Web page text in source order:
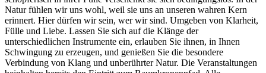
Natur fühlen wir uns wohl, weil sie uns an unseren wahren Kern
erinnert. Hier dürfen wir sein, wer wir sind. Umgeben von Klarheit,
Fülle und Liebe. Lassen Sie sich auf die Klänge der
unterschiedlichen Instrumente ein, erlauben Sie ihnen, in Ihnen
Schwingung zu erzeugen, und genießen Sie die besondere
Verbindung von Klang und unberührter Natur. Die Veranstaltungen